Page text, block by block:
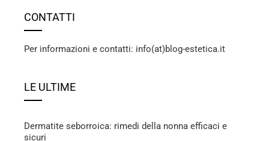
CONTATTI
Per informazioni e contatti: info(at)blog-estetica.it
LE ULTIME
Dermatite seborroica: rimedi della nonna efficaci e
sicuri